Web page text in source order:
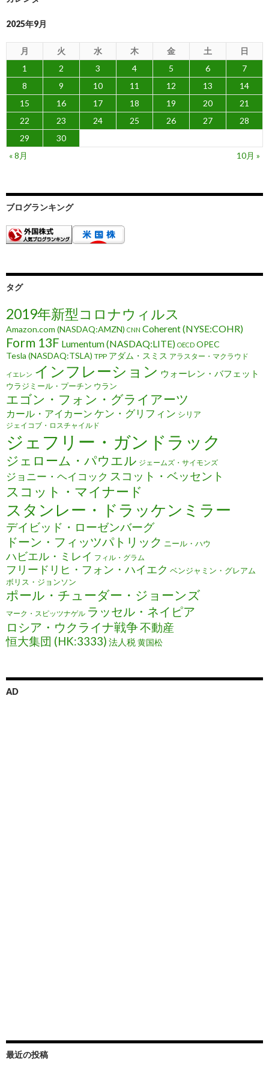
2025年9月
月 火 水 木 金 土
日
1
2 3 4 5 6
7
8
9 10 11 12 13
14
15
16 17 18 19 20
21
22
23 24 25 26 27
28
29
30
« 8月
10月 »
ブログランキング
タグ
2019年新型コロナウィルス
Amazon.com (NASDAQ:AMZN) CNN Coherent (NYSE:COHR)
Form 13F Lumentum (NASDAQ:LITE) OECD OPEC
Tesla (NASDAQ:TSLA) TPP アダム・スミス アラスター・マクラウド
イエレン インフレーション ウォーレン・バフェット
ウラジミール・プーチン ウラン
エゴン・フォン・グライアーツ
カール・アイカーン ケン・グリフィン シリア
ジェイコブ・ロスチャイルド
ジェフリー・ガンドラック
ジェローム・パウエル ジェームズ・サイモンズ
ジョニー・ヘイコック スコット・ベッセント
スコット・マイナード
スタンレー・ドラッケンミラー
デイビッド・ローゼンバーグ
ドーン・フィッツパトリック ニール・ハウ
ハビエル・ミレイ フィル・グラム
フリードリヒ・フォン・ハイエク ベンジャミン・グレアム
ボリス・ジョンソン
ポール・チューダー・ジョーンズ
マーク・スピッツナゲル ラッセル・ネイピア
ロシア・ウクライナ戦争不動産
恒大集団 (HK:3333) 法人税黄国松
AD
最近の投稿